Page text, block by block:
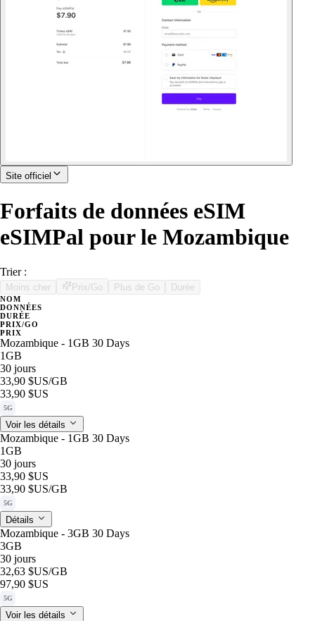
Site officiel
Forfaits de données eSIM
eSIMPal pour le Mozambique
Trier :
Moins cher Prix/Go Plus de Go Durée
NOM
DONNÉES
DURÉE
PRIX/GO
PRIX
Mozambique - 1GB 30 Days
1GB
30 jours
33,90 $US/GB
33,90 $US
5G
Voir les détails
Mozambique - 1GB 30 Days
1GB
30 jours
33,90 $US
33,90 $US/GB
5G
Détails
Mozambique - 3GB 30 Days
3GB
30 jours
32,63 $US/GB
97,90 $US
5G
Voir les détails